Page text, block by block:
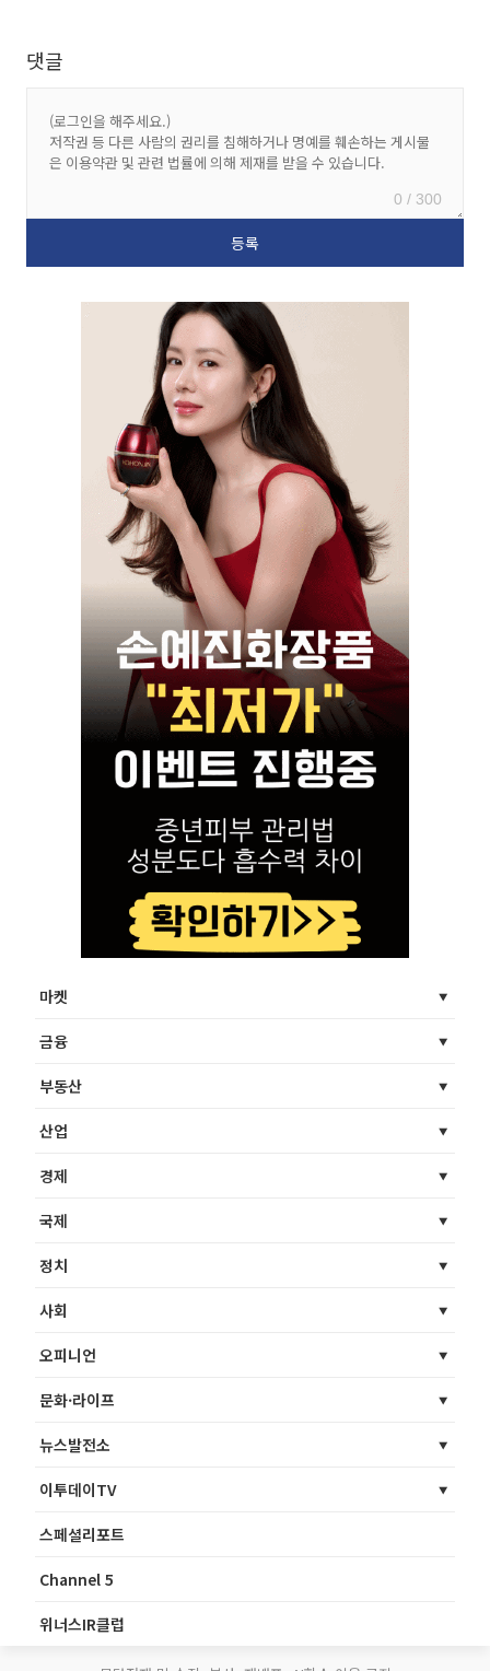
댓글
0 / 300
마켓
금융
부동산
산업
경제
국제
정치
사회
오피니언
문화·라이프
뉴스발전소
이투데이TV
스페셜리포트
Channel 5
위너스IR클럽